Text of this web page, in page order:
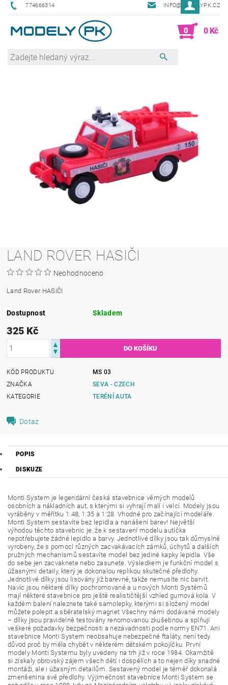
774666314 INFO@MODELYPK.CZ
0 0 Kč
LAND ROVER HASIČI
Neohodnoceno
Land Rover HASIČI
Dostupnost Skladem
325 Kč
KÓD PRODUKTU
MS 03
ZNAČKA
SEVA - CZECH
KATEGORIE
TERÉNÍ AUTA
Dotaz
POPIS
DISKUZE
Monti System je legendární česká stavebnice věrných modelů
osobních a nákladních aut, s kterými si vyhrají malí i velcí. Modely jsou
vyráběny v měřítku 1:48, 1:35 a 1:28. Vhodné pro začínající modeláře.
Monti System sestavíte bez lepidla a nanášení barev! Největší
výhodou těchto stavebnic je, že k sestavení modelu autíčka
nepotřebujete žádné lepidlo a barvy. Jednotlivé dílky jsou tak důmyslně
vyrobeny, že s pomocí různých zacvakávacích zámků, úchytů a dalších
pružných mechanismů sestavíte model bez jediné kapky lepidla. Vše
do sebe jen zacvaknete nebo zasunete. Výsledkem je funkční model s
úžasnými detaily, který je dokonalou replikou skutečné předlohy.
Jednotlivé dílky jsou lisovány již barevné, takže nemusíte nic barvit.
Navíc jsou některé dílky pochromované a u nových Monti Systémů
mají některé stavebnice pro ještě realističtější vzhled gumová kola. V
každém balení naleznete také samolepky, kterými si složený model
můžete polepit a sběratelský magnet Všechny námi dodávané modely
– dílky jsou pravidelně testovány renomovanou zkušebnou a splňují
veškeré požadavky bezpečnosti a nezávadnosti podle normy EN71. Ani
stavebnice Monti System neobsahuje nebezpečné ftaláty, není tedy
důvod proč by měla chybět v některém dětském pokojíčku. První
modely Monti Systemu byly uvedeny na trh již v roce 1984. Okamžitě
si získaly obrovský zájem všech dětí i dospělích a to nejen díky snadné
montáži, ale i úžasným detailům. Sestavený model je téměř dokonalá
zmenšenina své předlohy. Výjimečnost stavebnice Monti System se